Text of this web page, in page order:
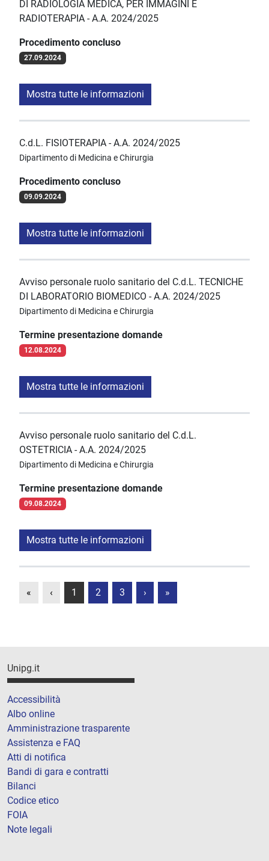
DI RADIOLOGIA MEDICA, PER IMMAGINI E
RADIOTERAPIA - A.A. 2024/2025
Procedimento concluso
27.09.2024
Mostra tutte le informazioni
C.d.L. FISIOTERAPIA - A.A. 2024/2025
Dipartimento di Medicina e Chirurgia
Procedimento concluso
09.09.2024
Mostra tutte le informazioni
Avviso personale ruolo sanitario del C.d.L. TECNICHE
DI LABORATORIO BIOMEDICO - A.A. 2024/2025
Dipartimento di Medicina e Chirurgia
Termine presentazione domande
12.08.2024
Mostra tutte le informazioni
Avviso personale ruolo sanitario del C.d.L.
OSTETRICIA - A.A. 2024/2025
Dipartimento di Medicina e Chirurgia
Termine presentazione domande
09.08.2024
Mostra tutte le informazioni
« ‹ 1 2 3 › »
Unipg.it
Accessibilità
Albo online
Amministrazione trasparente
Assistenza e FAQ
Atti di notifica
Bandi di gara e contratti
Bilanci
Codice etico
FOIA
Note legali